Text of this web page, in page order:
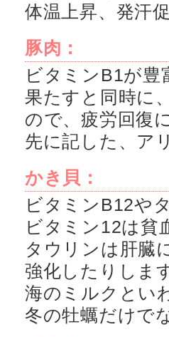
体温上昇、発汗
豚肉：
ビタミンB1が豊
果たすと同時に
ので、疲労回復
先に記した、ア
かき貝：
ビタミンB12や
ビタミン12は貧
タウリンは肝臓
強化したりしま
海のミルクとい
冬の牡蠣だけで